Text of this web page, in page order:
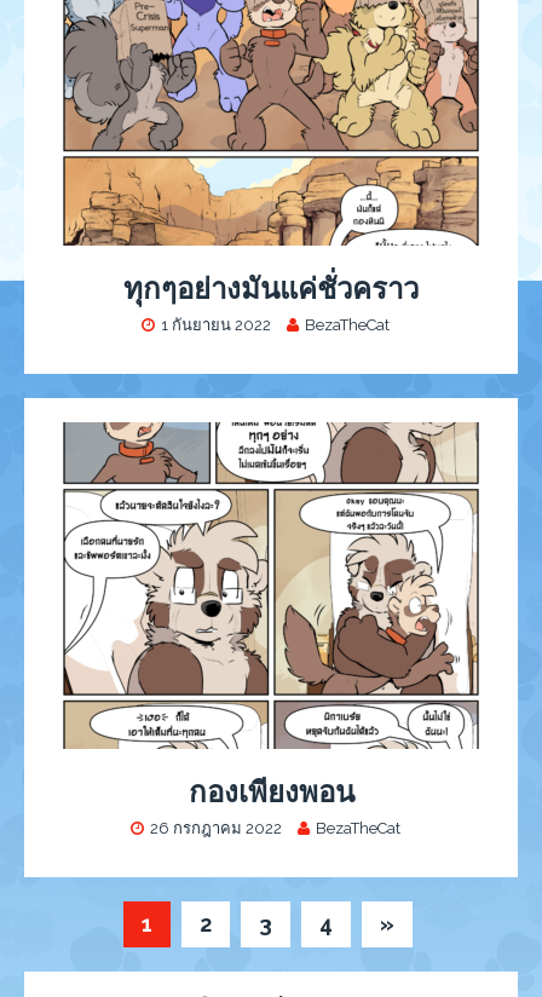
ทุกๆอย่างมันแค่ชั่วคราว
1 กันยายน 2022 BezaTheCat
กองเพียงพอน
26 กรกฎาคม 2022 BezaTheCat
1 2 3 4 »